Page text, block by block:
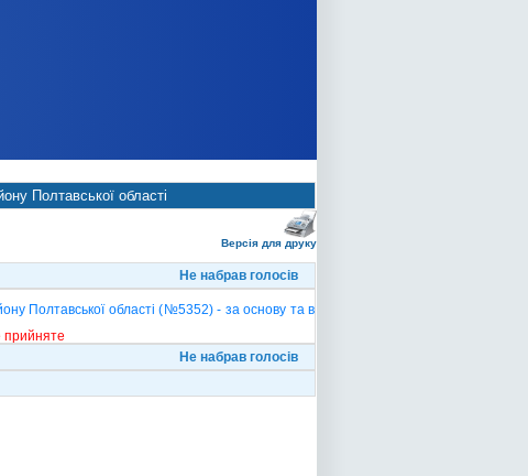
Полтавської області
Версія для друку
Не набрав голосів
Полтавської області (№5352) - за основу та в
прийняте
Не набрав голосів